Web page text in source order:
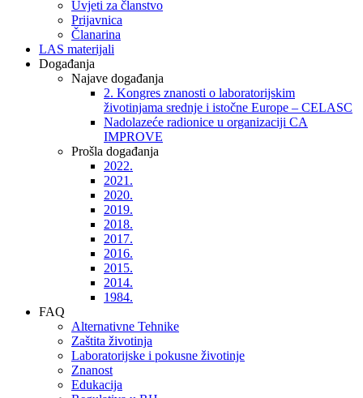
Uvjeti za članstvo
Prijavnica
Članarina
LAS materijali
Događanja
Najave događanja
2. Kongres znanosti o laboratorijskim
životinjama srednje i istočne Europe – CELASC
Nadolazeće radionice u organizaciji CA
IMPROVE
Prošla događanja
2022.
2021.
2020.
2019.
2018.
2017.
2016.
2015.
2014.
1984.
FAQ
Alternativne Tehnike
Zaštita životinja
Laboratorijske i pokusne životinje
Znanost
Edukacija